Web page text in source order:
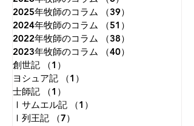
とが、苦しみもがく原因の一
つです。天に視線を向けると
は、す
2025年牧師のコラム
（39）
2024年牧師のコラム
（51）
2022年牧師のコラム
（38）
2023年牧師のコラム
（40）
創世記
（1）
ヨシュア記
（1）
士師記
（1）
Ⅰサムエル記
（1）
Ⅰ列王記
（7）